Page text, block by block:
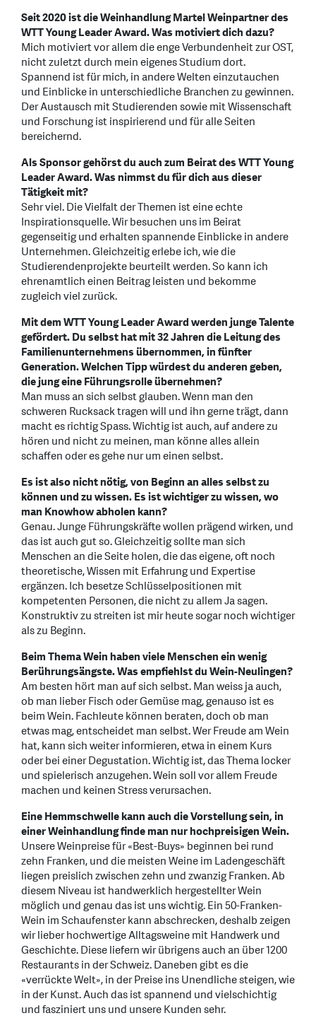
Seit 2020 ist die Weinhandlung Martel Weinpartner des
WTT Young Leader Award. Was motiviert dich dazu?
Mich motiviert vor allem die enge Verbundenheit zur OST,
nicht zuletzt durch mein eigenes Studium dort.
Spannend ist für mich, in andere Welten einzutauchen
und Einblicke in unterschiedliche Branchen zu gewinnen.
Der Austausch mit Studierenden sowie mit Wissenschaft
und Forschung ist inspirierend und für alle Seiten
bereichernd.
Als Sponsor gehörst du auch zum Beirat des WTT Young
Leader Award. Was nimmst du für dich aus dieser
Tätigkeit mit?
Sehr viel. Die Vielfalt der Themen ist eine echte
Inspirationsquelle. Wir besuchen uns im Beirat
gegenseitig und erhalten spannende Einblicke in andere
Unternehmen. Gleichzeitig erlebe ich, wie die
Studierendenprojekte beurteilt werden. So kann ich
ehrenamtlich einen Beitrag leisten und bekomme
zugleich viel zurück.
Mit dem WTT Young Leader Award werden junge Talente
gefördert. Du selbst hat mit 32 Jahren die Leitung des
Familienunternehmens übernommen, in fünfter
Generation. Welchen Tipp würdest du anderen geben,
die jung eine Führungsrolle übernehmen?
Man muss an sich selbst glauben. Wenn man den
schweren Rucksack tragen will und ihn gerne trägt, dann
macht es richtig Spass. Wichtig ist auch, auf andere zu
hören und nicht zu meinen, man könne alles allein
schaffen oder es gehe nur um einen selbst.
Es ist also nicht nötig, von Beginn an alles selbst zu
können und zu wissen. Es ist wichtiger zu wissen, wo
man Knowhow abholen kann?
Genau. Junge Führungskräfte wollen prägend wirken, und
das ist auch gut so. Gleichzeitig sollte man sich
Menschen an die Seite holen, die das eigene, oft noch
theoretische, Wissen mit Erfahrung und Expertise
ergänzen. Ich besetze Schlüsselpositionen mit
kompetenten Personen, die nicht zu allem Ja sagen.
Konstruktiv zu streiten ist mir heute sogar noch wichtiger
als zu Beginn.
Beim Thema Wein haben viele Menschen ein wenig
Berührungsängste. Was empfiehlst du Wein-Neulingen?
Am besten hört man auf sich selbst. Man weiss ja auch,
ob man lieber Fisch oder Gemüse mag, genauso ist es
beim Wein. Fachleute können beraten, doch ob man
etwas mag, entscheidet man selbst. Wer Freude am Wein
hat, kann sich weiter informieren, etwa in einem Kurs
oder bei einer Degustation. Wichtig ist, das Thema locker
und spielerisch anzugehen. Wein soll vor allem Freude
machen und keinen Stress verursachen.
Eine Hemmschwelle kann auch die Vorstellung sein, in
einer Weinhandlung finde man nur hochpreisigen Wein.
Unsere Weinpreise für «Best-Buys» beginnen bei rund
zehn Franken, und die meisten Weine im Ladengeschäft
liegen preislich zwischen zehn und zwanzig Franken. Ab
diesem Niveau ist handwerklich hergestellter Wein
möglich und genau das ist uns wichtig. Ein 50-Franken-
Wein im Schaufenster kann abschrecken, deshalb zeigen
wir lieber hochwertige Alltagsweine mit Handwerk und
Geschichte. Diese liefern wir übrigens auch an über 1200
Restaurants in der Schweiz. Daneben gibt es die
«verrückte Welt», in der Preise ins Unendliche steigen, wie
in der Kunst. Auch das ist spannend und vielschichtig
und fasziniert uns und unsere Kunden sehr.